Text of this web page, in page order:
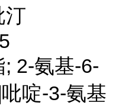
汀
2-氨基-6-
啶-3-氨基